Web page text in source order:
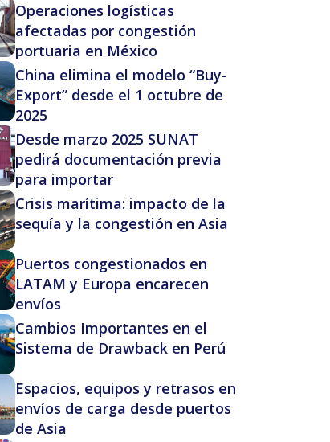
Operaciones logísticas
afectadas por congestión
portuaria en México
China elimina el modelo “Buy-
Export” desde el 1 octubre de
2025
Desde marzo 2025 SUNAT
pedirá documentación previa
para importar
Crisis marítima: impacto de la
sequía y la congestión en Asia
Puertos congestionados en
LATAM y Europa encarecen
envíos
Cambios Importantes en el
Sistema de Drawback en Perú
Espacios, equipos y retrasos en
envíos de carga desde puertos
de Asia